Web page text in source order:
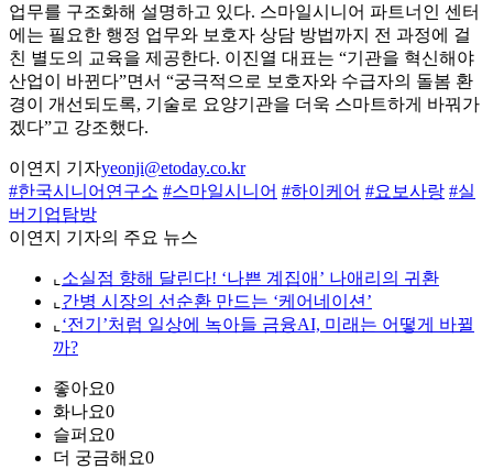
업무를 구조화해 설명하고 있다. 스마일시니어 파트너인 센터
에는 필요한 행정 업무와 보호자 상담 방법까지 전 과정에 걸
친 별도의 교육을 제공한다. 이진열 대표는 “기관을 혁신해야
산업이 바뀐다”면서 “궁극적으로 보호자와 수급자의 돌봄 환
경이 개선되도록, 기술로 요양기관을 더욱 스마트하게 바꿔가
겠다”고 강조했다.
이연지 기자yeonji@etoday.co.kr
#한국시니어연구소 #스마일시니어 #하이케어 #요보사랑 #실
버기업탐방
이연지 기자의 주요 뉴스
⌞ 소실점 향해 달린다! ‘나쁜 계집애’ 나애리의 귀환
⌞ 간병 시장의 선순환 만드는 ‘케어네이션’
⌞ ‘전기’처럼 일상에 녹아들 금융AI, 미래는 어떻게 바뀔
까?
좋아요0
화나요0
슬퍼요0
더 궁금해요0